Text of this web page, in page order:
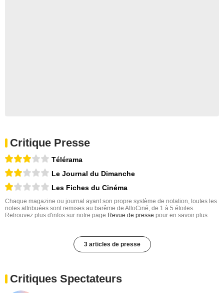
Critique Presse
Télérama
Le Journal du Dimanche
Les Fiches du Cinéma
Chaque magazine ou journal ayant son propre système de notation, toutes les
notes attribuées sont remises au barême de AlloCiné, de 1 à 5 étoiles.
Retrouvez plus d'infos sur notre page Revue de presse pour en savoir plus.
3 articles de presse
Critiques Spectateurs